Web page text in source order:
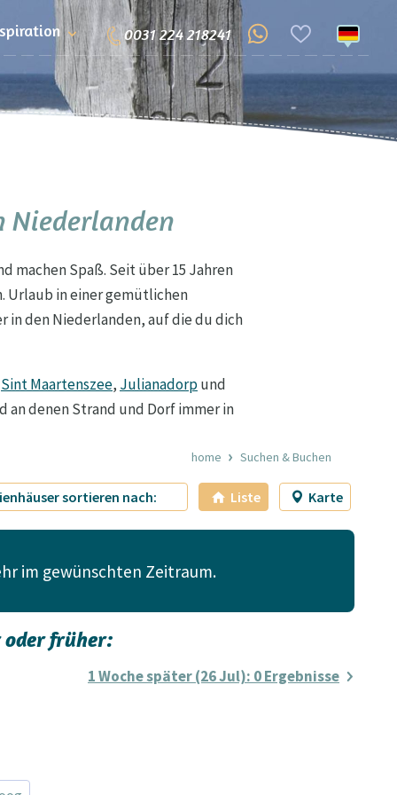
0031 224 218241
Niederlanden
machen Spaß. Seit über 15 Jahren
Urlaub in einer gemütlichen
in den Niederlanden, auf die du dich
Sint Maartenszee, Julianadorpund
an denen Strand und Dorf immer in
home Suchen & Buchen
sortieren nach: Liste Karte
im gewünschten Zeitraum.
oder früher:
1 Woche später (26 Jul): 0 Ergebnisse